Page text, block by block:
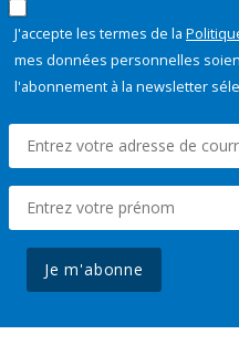
J'accepte les termes de la
mes données personnelles
l'abonnement à la newsletter
Je m'abonne